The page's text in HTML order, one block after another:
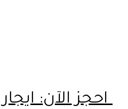
احجز الآن: